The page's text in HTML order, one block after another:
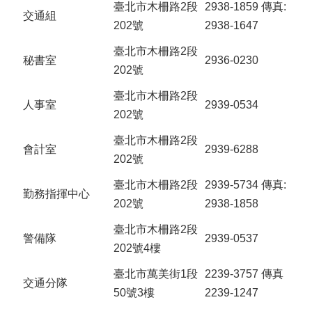
交通組
臺北市木柵路2段
202號
2938-1859 傳真:
2938-1647
秘書室
臺北市木柵路2段
202號
2936-0230
人事室
臺北市木柵路2段
202號
2939-0534
會計室
臺北市木柵路2段
202號
2939-6288
勤務指揮中心
臺北市木柵路2段
202號
2939-5734 傳真:
2938-1858
警備隊
臺北市木柵路2段
202號4樓
2939-0537
交通分隊
臺北市萬美街1段
50號3樓
2239-3757 傳真
2239-1247